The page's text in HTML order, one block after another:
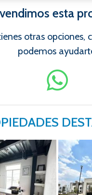
vendimos esta
otras opciones,
podemos